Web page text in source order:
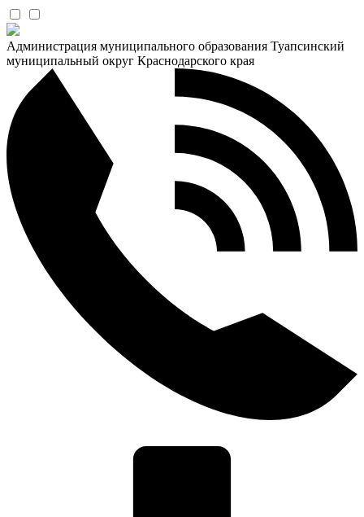
Администрация муниципального образования Туапсинский
муниципальный округ Краснодарского края